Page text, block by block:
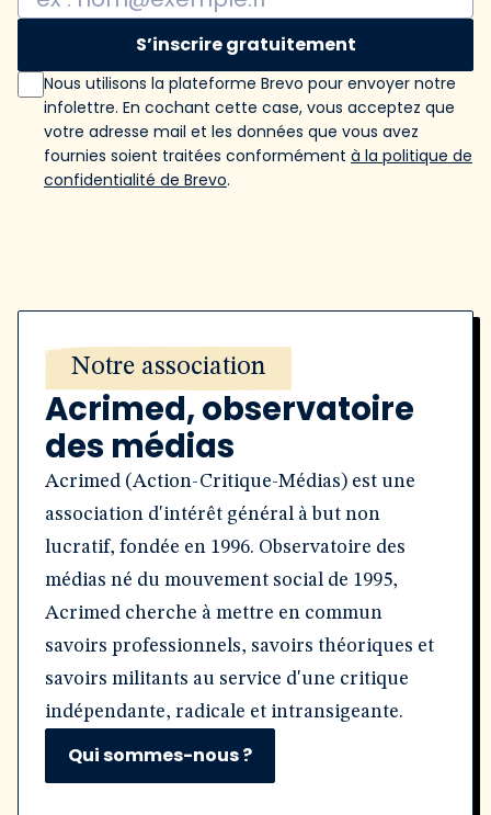
S’inscrire gratuitement
Nous utilisons la plateforme Brevo pour envoyer notre
infolettre. En cochant cette case, vous acceptez que
votre adresse mail et les données que vous avez
fournies soient traitées conformément à la politique de
confidentialité de Brevo.
Notre association
Acrimed, observatoire
des médias
Acrimed (Action-Critique-Médias) est une
association d'intérêt général à but non
lucratif, fondée en 1996. Observatoire des
médias né du mouvement social de 1995,
Acrimed cherche à mettre en commun
savoirs professionnels, savoirs théoriques et
savoirs militants au service d'une critique
indépendante, radicale et intransigeante.
Qui sommes-nous ?